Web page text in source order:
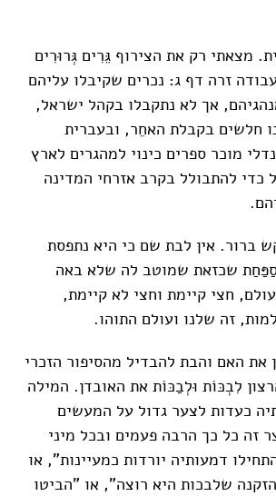
מצאתי רק את הצירוף גֵּרִים גְּרוּרִים
זרה דף ג: נכרים שקיבלו עליהם
אך לא נתקבלו בקהל ישראל,
חלשים בקבלת האחֵר, ובעברית
מוכר ספרים כינוי למהגרים לארץ
כדי להתבולל בקרב אזרחי המדינה
ברור. אין לבת שם כי היא נתפסת
שכזאת שמוטב לה שלא באה
חצי קיימת וחצי לא קיימת,
זה שלנו ועולם התוהו.
את האם והבת להבדיל מהסיפור הזכרי
לִבְכּוֹת וּלְבַכּוֹת את האובדן. המילה
כעדות לצער גדול על המעשים
זה כל כך הרבה פעמים ובכל מיני
דמעותיה יורדות כמעיינות", או
שלבכות היא רוצה", או "הביטו